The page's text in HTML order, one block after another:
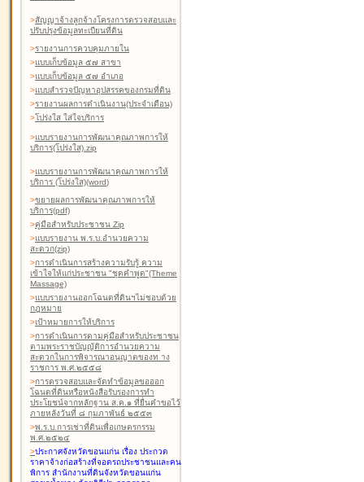
>สัญญาจ้างลูกจ้างโครงการตรวจสอบและ
ปรับปรุงข้อมูลทะเบียนที่ดิน
>รายงานการควบคุมภายใน
>แบบเก็บข้อมูล ๕๗ สาขา
>แบบเก็บข้อมูล ๕๗ อำเภอ
>แบบสำรวจปัญหาอุปสรรคของกรมที่ดิน
>รายงานผลการดำเนินงาน(ประจำเดือน)
>โปร่งใส ใส่ใจบริการ
>แบบรายงานการพัฒนาคุณภาพการให้
บริการ(โปร่งใส).zip
>แบบรายงานการพัฒนาคุณภาพการให้
บริการ (โปร่งใส)(word)
>ขยายผลการพัฒนาคุณภาพการให้
บริการ(pdf)
>คู่มือสำหรับประชาชน Zip
>แบบรายงาน พ.ร.บ.อำนวยความ
สะดวก(zip)
>การดำเนินการสร้างความรับรู้ ความ
เข้าใจให้แก่ประชาชน "ชุดคำพูด"(Theme
Massage)
>แบบรายงานออกโฉนดที่ดินฯไม่ชอบด้วย
กฎหมาย
>เป้าหมายการให้บริการ
>การดำเนินการตามคู่มือสำหรับประชาชน
ตามพระราชบัญญัติการอำนวยความ
สะดวกในการพิจารณาอนุญาตของท าง
ราชการ พ.ศ.๒๕๕๘
>การตรวจสอบและจัดทำข้อมูลขอออก
โฉนดที่ดินหรือหนังสือรับรองการทำ
ประโยชน์จากหลักฐาน ส.ค.๑ ที่ยื่นคำขอไว้
ภายหลังวันที่ ๘ กุมภาพันธ์ ๒๕๕๓
>พ.ร.บ.การเช่าที่ดินเพื่อเกษตรกรรม
พ.ศ.๒๕๒๔
>ประกาศจังหวัดขอนแก่น เรื่อง ประกวด
ราคาจ้างก่อสร้างที่จอดรถประชาชนและคน
พิการ สำนักงานที่ดินจังหวัดขอนแก่น